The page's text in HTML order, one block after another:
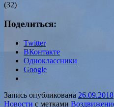
(32)
Поделиться:
Twitter
ВКонтакте
Одноклассники
Google
Запись опубликована 26.09.2018
Новости с метками